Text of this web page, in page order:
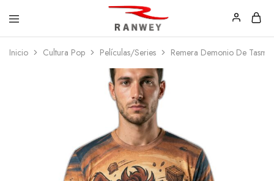
Ranwey
|
Tu
Estilo,
Inicio Cultura Pop Películas/Series Remera Demonio De